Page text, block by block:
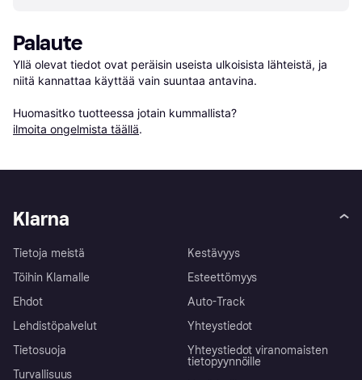
Palaute
Yllä olevat tiedot ovat peräisin useista ulkoisista lähteistä, ja
niitä kannattaa käyttää vain suuntaa antavina.
Huomasitko tuotteessa jotain kummallista?
ilmoita ongelmista täällä.
Klarna
Tietoja meistä
Töihin Klarnalle
Ehdot
Lehdistöpalvelut
Tietosuoja
Turvallisuus
Kestävyys
Esteettömyys
Auto-Track
Yhteystiedot
Yhteystiedot viranomaisten
tietopyynnöille